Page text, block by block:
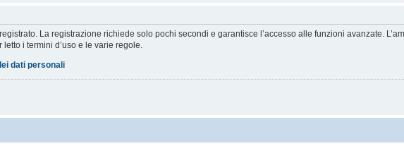
La registrazione richiede solo pochi secondi e garantisce l’accesso alle funzioni avanzate.
i termini d’uso e le varie regole.
dati personali